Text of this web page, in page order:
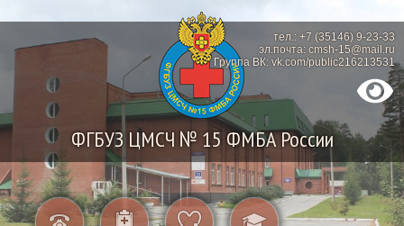
ФГБУЗ ЦМСЧ № 15 ФМБА России
тел.: +7 (35146) 9-23-33
эл.почта: cmsh-15@mail.ru
Группа ВК: vk.com/public216213531